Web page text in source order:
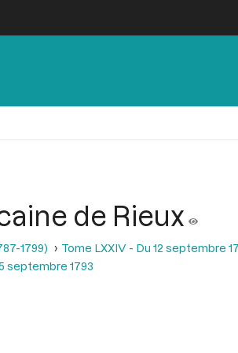
de Rieux
1799)
Tome LXXIV - Du 12 septembre
septembre 1793